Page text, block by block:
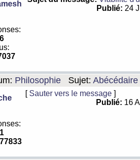
Publié: 24
6
Philosophie Sujet: Abécédaire
[ Sauter vers le message ]
Publié: 16
1
77833